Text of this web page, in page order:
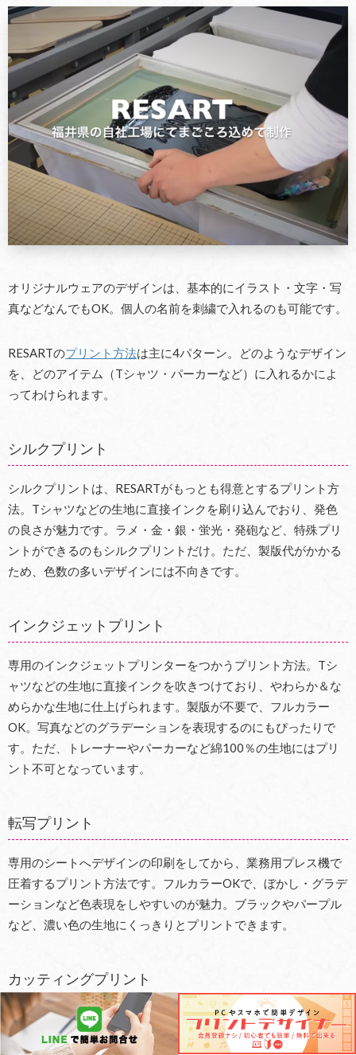
オリジナルウェアのデザインは、基本的にイラスト・文字・写
真などなんでもOK。個人の名前を刺繍で入れるのも可能です。
RESARTのプリント方法は主に4パターン。どのようなデザイン
を、どのアイテム（Tシャツ・パーカーなど）に入れるかによ
ってわけられます。
シルクプリント
シルクプリントは、RESARTがもっとも得意とするプリント方
法。Tシャツなどの生地に直接インクを刷り込んでおり、発色
の良さが魅力です。ラメ・金・銀・蛍光・発砲など、特殊プリ
ントができるのもシルクプリントだけ。ただ、製版代がかかる
ため、色数の多いデザインには不向きです。
インクジェットプリント
専用のインクジェットプリンターをつかうプリント方法。Tシ
ャツなどの生地に直接インクを吹きつけており、やわらか＆な
めらかな生地に仕上げられます。製版が不要で、フルカラー
OK。写真などのグラデーションを表現するのにもぴったりで
す。ただ、トレーナーやパーカーなど綿100％の生地にはプリ
ント不可となっています。
転写プリント
専用のシートへデザインの印刷をしてから、業務用プレス機で
圧着するプリント方法です。フルカラーOKで、ぼかし・グラデ
ーションなど色表現をしやすいのが魅力。ブラックやパープル
など、濃い色の生地にくっきりとプリントできます。
カッティングプリント
1枚1枚、違う名前・背番号をプリントするならカッティングプ
リント。専用のシートと業務プレス機をつかって生地に圧着さ